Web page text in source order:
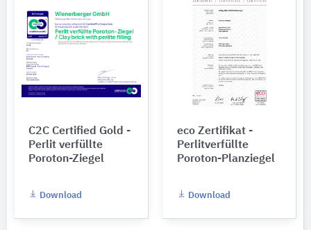
C2C Certified Gold -
Perlit verfüllte
Poroton-Ziegel
Download
eco Zertifikat -
Perlitverfüllte
Poroton-Planziegel
Download